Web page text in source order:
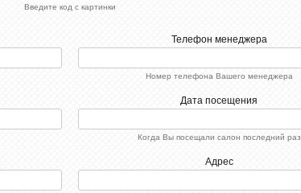
Введите код с картинки
Телефон менеджера
Номер телефона Вашего менеджера
Дата посещения
Когда Вы посещали салон последний раз
Адрес